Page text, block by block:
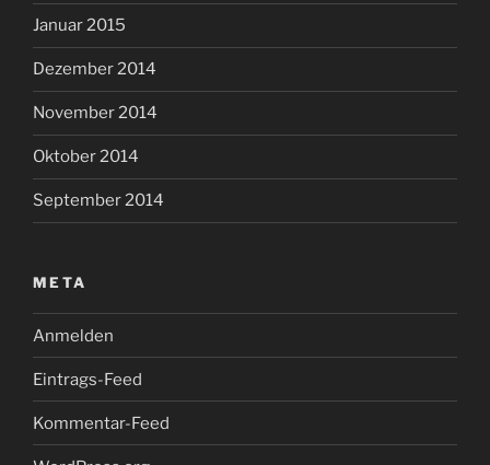
Januar 2015
Dezember 2014
November 2014
Oktober 2014
September 2014
META
Anmelden
Eintrags-Feed
Kommentar-Feed